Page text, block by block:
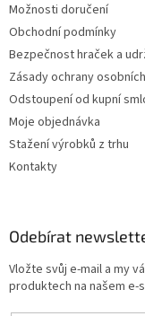
Možnosti doručení
Obchodní podmínky
Bezpečnost hraček a
Zásady ochrany
Odstoupení od kupní
Moje objednávka
Stažení výrobků z trhu
Kontakty
Odebírat
Vložte svůj e-mail a my
produktech na našem e-